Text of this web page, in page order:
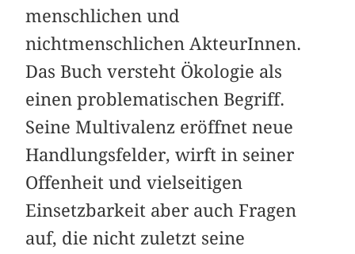
menschlichen und
nichtmenschlichen AkteurInnen.
Das Buch versteht Ökologie als
einen problematischen Begriff.
Seine Multivalenz eröffnet neue
Handlungsfelder, wirft in seiner
Offenheit und vielseitigen
Einsetzbarkeit aber auch Fragen
auf, die nicht zuletzt seine